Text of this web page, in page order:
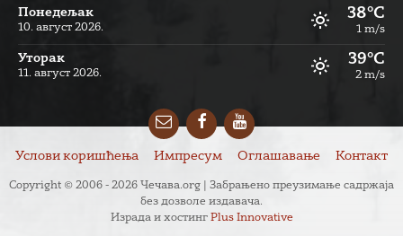
Понедељак
10. август 2026.
38°C
1 m/s
Уторак
11. август 2026.
39°C
2 m/s
EmailFacebookYouTube
Услови коришћења Импресум Оглашавање Контакт
Copyright © 2006 - 2026 Чечава.org | Забрањено преузимање садржаја
без дозволе издавача.
Израда и хостинг Plus Innovative